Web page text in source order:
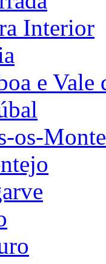
Interior
e Vale
os-